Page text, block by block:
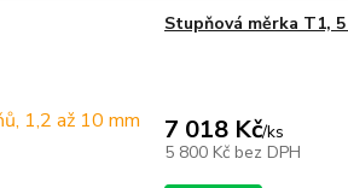
Stupňová měrka T1,
7 018 Kč/ks
5 800 Kč bez DPH